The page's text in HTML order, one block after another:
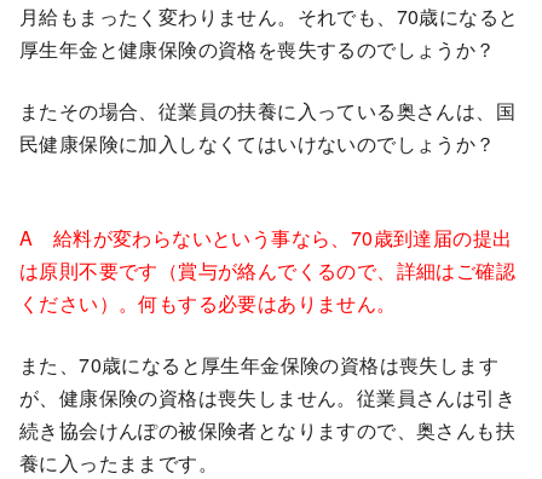
月給もまったく変わりません。それでも、70歳になると
厚生年金と健康保険の資格を喪失するのでしょうか？
またその場合、従業員の扶養に入っている奥さんは、国
民健康保険に加入しなくてはいけないのでしょうか？
A 給料が変わらないという事なら、70歳到達届の提出
は原則不要です（賞与が絡んでくるので、詳細はご確認
ください）。何もする必要はありません。
また、70歳になると厚生年金保険の資格は喪失します
が、健康保険の資格は喪失しません。従業員さんは引き
続き協会けんぽの被保険者となりますので、奥さんも扶
養に入ったままです。